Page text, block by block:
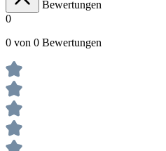
Bewertungen
0
0 von 0 Bewertungen